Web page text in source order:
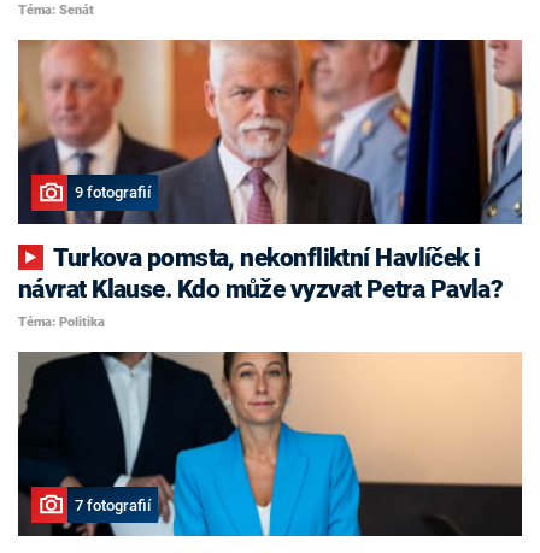
Téma: Senát
9 fotografií
Turkova pomsta, nekonfliktní Havlíček i
návrat Klause. Kdo může vyzvat Petra Pavla?
Téma: Politika
7 fotografií